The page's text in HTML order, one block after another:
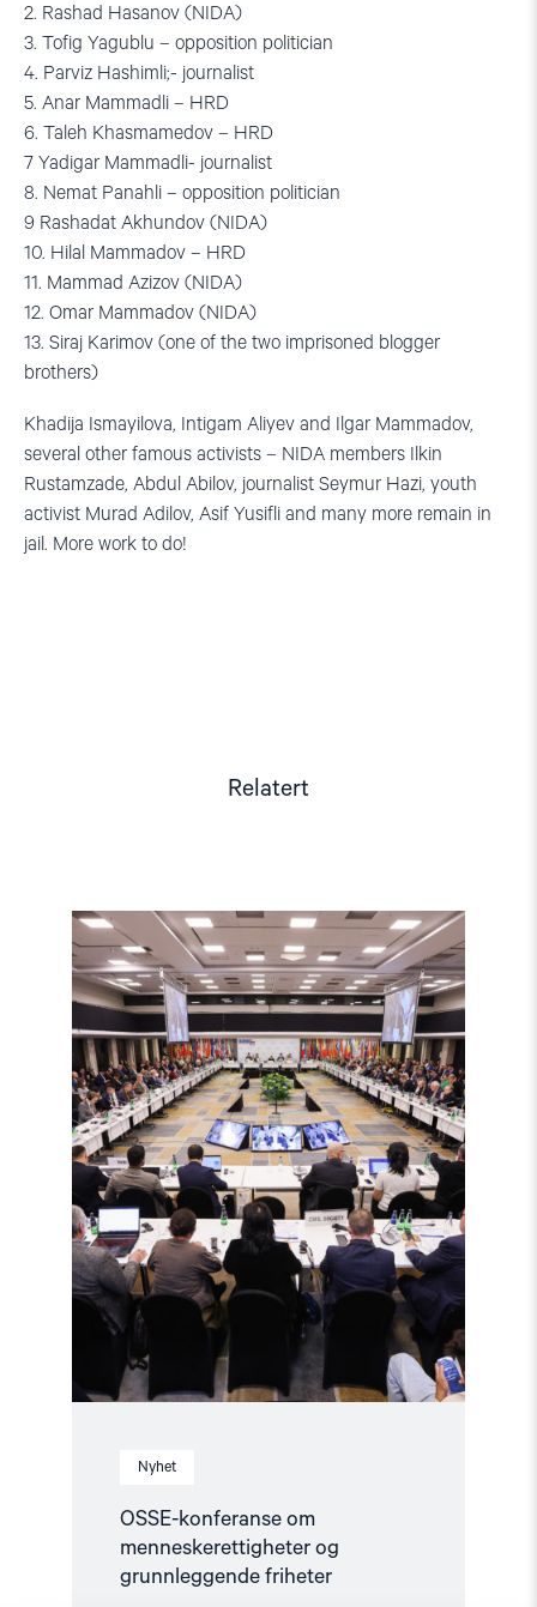
2. Rashad Hasanov (NIDA)
3. Tofig Yagublu – opposition politician
4. Parviz Hashimli;- journalist
5. Anar Mammadli – HRD
6. Taleh Khasmamedov – HRD
7 Yadigar Mammadli- journalist
8. Nemat Panahli – opposition politician
9 Rashadat Akhundov (NIDA)
10. Hilal Mammadov – HRD
11. Mammad Azizov (NIDA)
12. Omar Mammadov (NIDA)
13. Siraj Karimov (one of the two imprisoned blogger
brothers)
Khadija Ismayilova, Intigam Aliyev and Ilgar Mammadov,
several other famous activists – NIDA members Ilkin
Rustamzade, Abdul Abilov, journalist Seymur Hazi, youth
activist Murad Adilov, Asif Yusifli and many more remain in
jail. More work to do!
Relatert
Nyhet
OSSE-konferanse om
menneskerettigheter og
grunnleggende friheter
Read
article
"OSSE-
konferanse
om
menneskerettigheter
og
grunnleggende
friheter"